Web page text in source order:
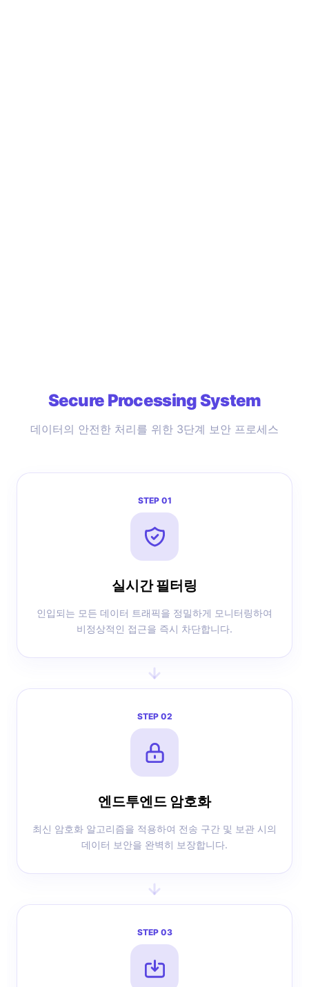
Secure Processing System
데이터의 안전한 처리를 위한 3단계 보안 프로세스
STEP 01
실시간 필터링
인입되는 모든 데이터 트래픽을 정밀하게 모니터링하여
비정상적인 접근을 즉시 차단합니다.
STEP 02
엔드투엔드 암호화
최신 암호화 알고리즘을 적용하여 전송 구간 및 보관 시의
데이터 보안을 완벽히 보장합니다.
STEP 03